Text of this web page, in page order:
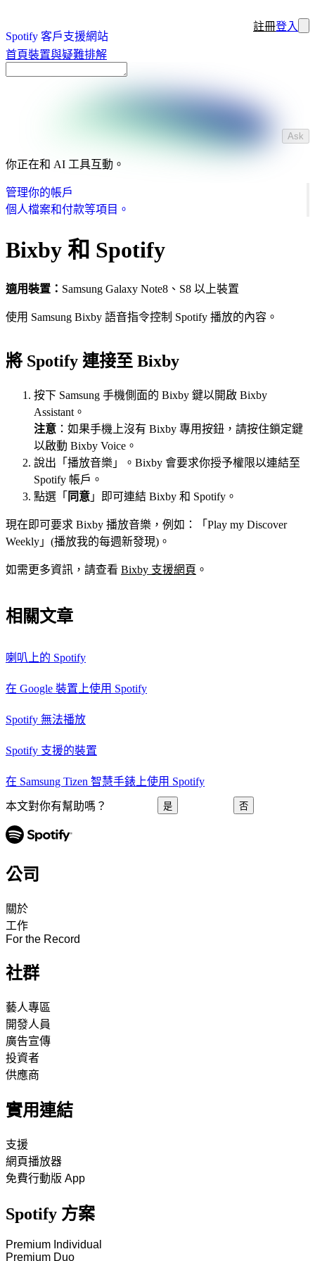
Spotify 客戶支援網站
註冊登入
首頁裝置與疑難排解
Ask
你正在和 AI 工具互動。
管理你的帳戶
個人檔案和付款等項目。
Bixby 和 Spotify
適用裝置： Samsung Galaxy Note8、S8 以上裝置
使用 Samsung Bixby 語音指令控制 Spotify 播放的內容。
將 Spotify 連接至 Bixby
按下 Samsung 手機側面的 Bixby 鍵以開啟 Bixby
Assistant。
注意 ：如果手機上沒有 Bixby 專用按鈕，請按住鎖定鍵
以啟動 Bixby Voice。
說出「播放音樂」。Bixby 會要求你授予權限以連結至
Spotify 帳戶。
點選「 同意 」即可連結 Bixby 和 Spotify。
現在即可要求 Bixby 播放音樂，例如：「Play my Discover
Weekly」(播放我的每週新發現)。
如需更多資訊，請查看 Bixby 支援網頁 。
相關文章
喇叭上的 Spotify
在 Google 裝置上使用 Spotify
Spotify 無法播放
Spotify 支援的裝置
在 Samsung Tizen 智慧手錶上使用 Spotify
本文對你有幫助嗎？ 是 否
公司
關於
工作
For the Record
社群
藝人專區
開發人員
廣告宣傳
投資者
供應商
實用連結
支援
網頁播放器
免費行動版 App
Spotify 方案
Premium Individual
Premium Duo